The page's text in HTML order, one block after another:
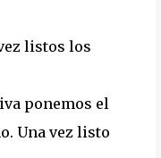
listos los
ponemos el
Una vez listo